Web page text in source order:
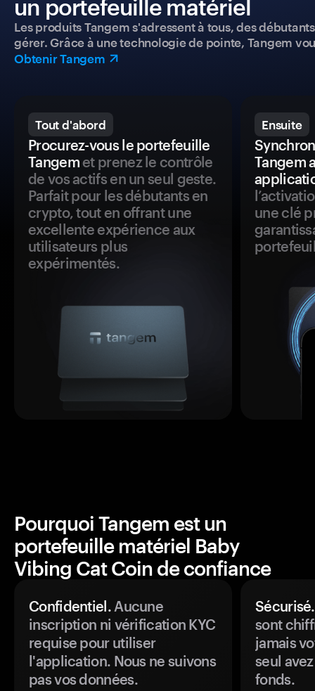
un portefeuille matériel
Les produits Tangem s'adressent à tous, des
gérer. Grâce à une technologie de pointe, Tangem
Obtenir Tangem
Tout d'abord
Procurez-vous le portefeuille
Tangemet prenez le contrôle
de vos actifs en un seul geste.
Parfait pour les débutants en
crypto, tout en offrant une
excellente expérience aux
utilisateurs plus
expérimentés.
Ensuite
Tangem
une clé
Pourquoi Tangem est un
portefeuille matériel Baby
Vibing Cat Coin de confiance
Confidentiel.Aucune
inscription ni vérification KYC
requise pour utiliser
l'application. Nous ne suivons
pas vos données.
Sécurisé.
sont
jamais
seul
fonds.